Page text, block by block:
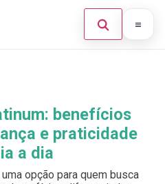
Abrir
ESC para cerrar.
benefícios
e praticidade
a dia
opção para quem busca